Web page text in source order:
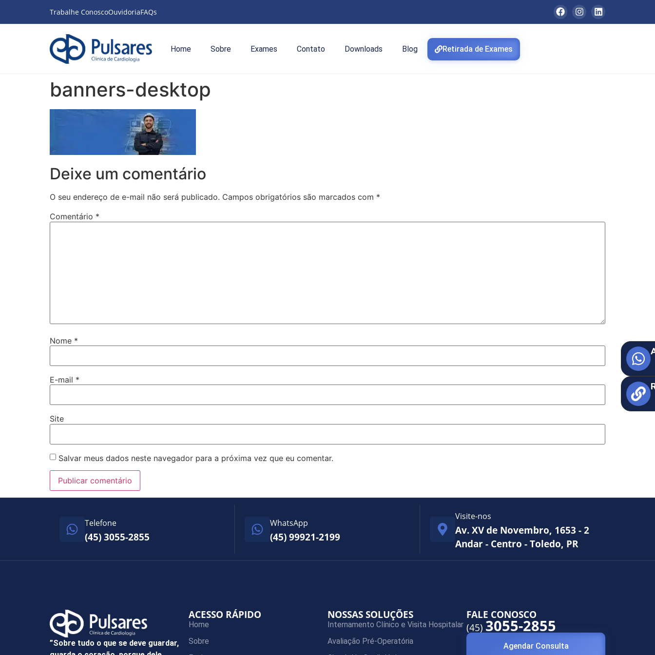
Trabalhe ConoscoOuvidoriaFAQs
Home Sobre Exames Contato Downloads Blog Retirada de Exames
banners-desktop
Deixe um comentário
O seu endereço de e-mail não será publicado. Campos obrigatórios são marcados com *
Comentário *
Nome *
E-mail *
Site
Salvar meus dados neste navegador para a próxima vez que eu comentar.
Telefone
(45) 3055-2855
WhatsApp
(45) 99921-2199
Visite-nos
Av. XV de Novembro, 1653 - 2
Andar - Centro - Toledo, PR
”Sobre tudo o que se deve guardar,
ACESSO RÁPIDO
Home
Sobre
NOSSAS SOLUÇÕES
Internamento Clínico e Visita Hospitalar
Avaliação Pré-Operatória
FALE CONOSCO
(45) 3055-2855
Agendar Consulta